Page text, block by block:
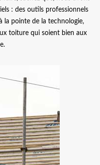
: des outils professionnels
la pointe de la technologie,
toiture qui soient bien aux